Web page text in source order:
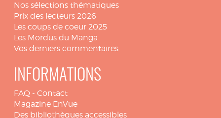
Nos sélections thématiques
Prix des lecteurs 2026
Les coups de coeur 2025
Les Mordus du Manga
Vos derniers commentaires
INFORMATIONS
FAQ - Contact
Magazine EnVue
Des bibliothèques accessibles